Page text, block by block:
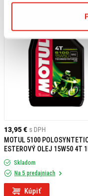
13,95 € s DPH
MOTUL 5100
ESTEROVÝ OLEJ 15W50 4T
Skladom
Na 5 predajniach
Kúpiť